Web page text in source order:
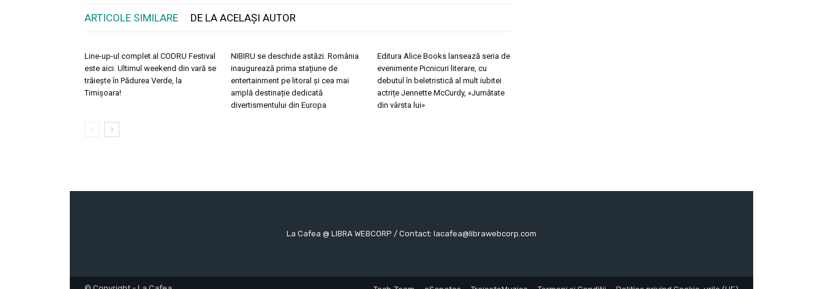
ARTICOLE SIMILARE DE LA ACELAȘI AUTOR
Line-up-ul complet al CODRU Festival
este aici. Ultimul weekend din vară se
trăiește în Pădurea Verde, la
Timișoara!
NIBIRU se deschide astăzi. România
inaugurează prima stațiune de
entertainment pe litoral și cea mai
amplă destinație dedicată
divertismentului din Europa
Editura Alice Books lansează seria de
evenimente Picnicuri literare, cu
debutul în beletristică al mult iubitei
actrițe Jennette McCurdy, «Jumătate
din vârsta lui»
La Cafea @ LIBRA WEBCORP / Contact: lacafea@librawebcorp.com